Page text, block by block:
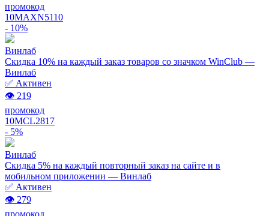
промокод
10MAXN5110
- 10%
Винлаб
Скидка 10% на каждый заказ товаров со значком WinClub —
Винлаб
✅ Активен
👁 219
промокод
10MCL2817
- 5%
Винлаб
Скидка 5% на каждый повторный заказ на сайте и в
мобильном приложении — Винлаб
✅ Активен
👁 279
промокод